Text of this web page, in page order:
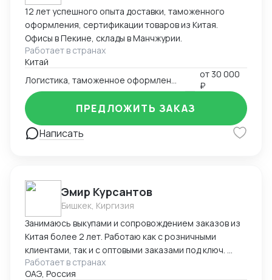
12 лет успешного опыта доставки, таможенного
оформления, сертификации товаров из Китая.
Офисы в Пекине, склады в Манчжурии.
Работает в странах
Китай
от 30 000
₽
Написать
ПРЕДЛОЖИТЬ ЗАКАЗ
Эмир Курсантов
Бишкек, Киргизия
Занимаюсь выкупами и сопровождением заказов из
Китая более 2 лет. Работаю как с розничными
клиентами, так и с оптовыми заказами под ключ.
Основные компетенции: Поиск надёжных
поставщиков на 1688, Taobao, Pinduoduo, Alibaba
Работает в странах
ОАЭ, Россия